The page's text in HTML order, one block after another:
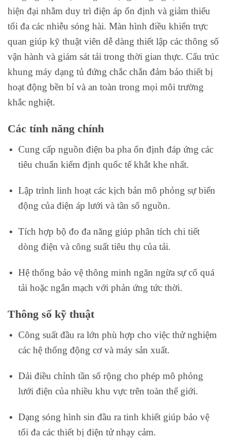
hiện đại nhằm duy trì điện áp ổn định và giảm thiểu
tối đa các nhiễu sóng hài. Màn hình điều khiển trực
quan giúp kỹ thuật viên dễ dàng thiết lập các thông số
vận hành và giám sát tải trong thời gian thực. Cấu trúc
khung máy dạng tủ đứng chắc chắn đảm bảo thiết bị
hoạt động bền bỉ và an toàn trong mọi môi trường
khắc nghiệt.
Các tính năng chính
Cung cấp nguồn điện ba pha ổn định đáp ứng các
tiêu chuẩn kiểm định quốc tế khắt khe nhất.
Lập trình linh hoạt các kịch bản mô phỏng sự biến
động của điện áp lưới và tần số nguồn.
Tích hợp bộ đo đa năng giúp phân tích chi tiết
dòng điện và công suất tiêu thụ của tải.
Hệ thống bảo vệ thông minh ngăn ngừa sự cố quá
tải hoặc ngắn mạch với phản ứng tức thời.
Thông số kỹ thuật
Công suất đầu ra lớn phù hợp cho việc thử nghiệm
các hệ thống động cơ và máy sản xuất.
Dải điều chỉnh tần số rộng cho phép mô phỏng
lưới điện của nhiều khu vực trên toàn thế giới.
Dạng sóng hình sin đầu ra tinh khiết giúp bảo vệ
tối đa các thiết bị điện tử nhạy cảm.